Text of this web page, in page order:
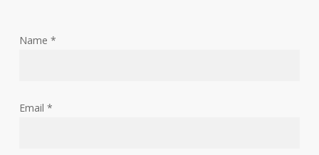
Name *
Email *